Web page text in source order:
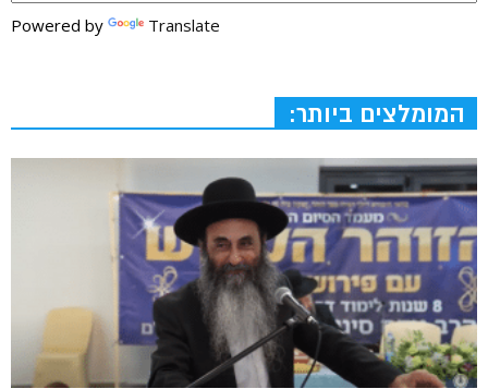
Powered by Translate
המומלצים ביותר: